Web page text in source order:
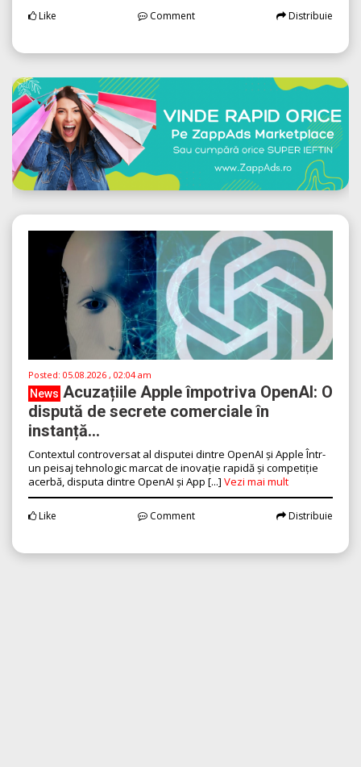
Like Comment Distribuie
Posted: 05.08.2026 , 02:04 am
News Acuzațiile Apple împotriva OpenAI: O
dispută de secrete comerciale în
instanță...
Contextul controversat al disputei dintre OpenAI și Apple Într-
un peisaj tehnologic marcat de inovație rapidă și competiție
acerbă, disputa dintre OpenAI și App [...] Vezi mai mult
Like Comment Distribuie